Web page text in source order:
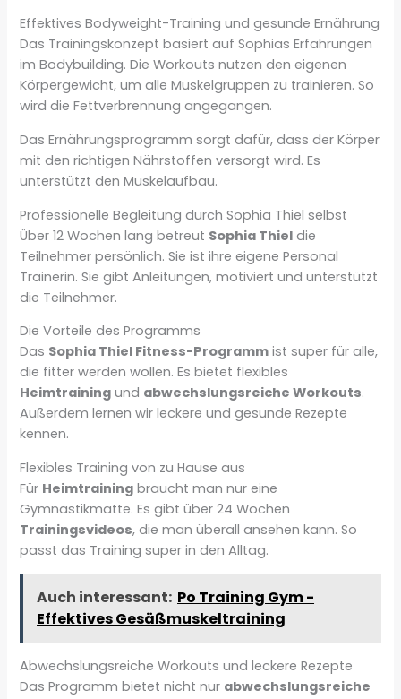
Effektives Bodyweight-Training und gesunde Ernährung
Das Trainingskonzept basiert auf Sophias Erfahrungen
im Bodybuilding. Die Workouts nutzen den eigenen
Körpergewicht, um alle Muskelgruppen zu trainieren. So
wird die Fettverbrennung angegangen.
Das Ernährungsprogramm sorgt dafür, dass der Körper
mit den richtigen Nährstoffen versorgt wird. Es
unterstützt den Muskelaufbau.
Professionelle Begleitung durch Sophia Thiel selbst
Über 12 Wochen lang betreut Sophia Thiel die
Teilnehmer persönlich. Sie ist ihre eigene Personal
Trainerin. Sie gibt Anleitungen, motiviert und unterstützt
die Teilnehmer.
Die Vorteile des Programms
Das Sophia Thiel Fitness-Programm ist super für alle,
die fitter werden wollen. Es bietet flexibles
Heimtraining und abwechslungsreiche Workouts.
Außerdem lernen wir leckere und gesunde Rezepte
kennen.
Flexibles Training von zu Hause aus
Für Heimtraining braucht man nur eine
Gymnastikmatte. Es gibt über 24 Wochen
Trainingsvideos, die man überall ansehen kann. So
passt das Training super in den Alltag.
Auch interessant: Po Training Gym -
Effektives Gesäßmuskeltraining
Abwechslungsreiche Workouts und leckere Rezepte
Das Programm bietet nicht nur abwechslungsreiche